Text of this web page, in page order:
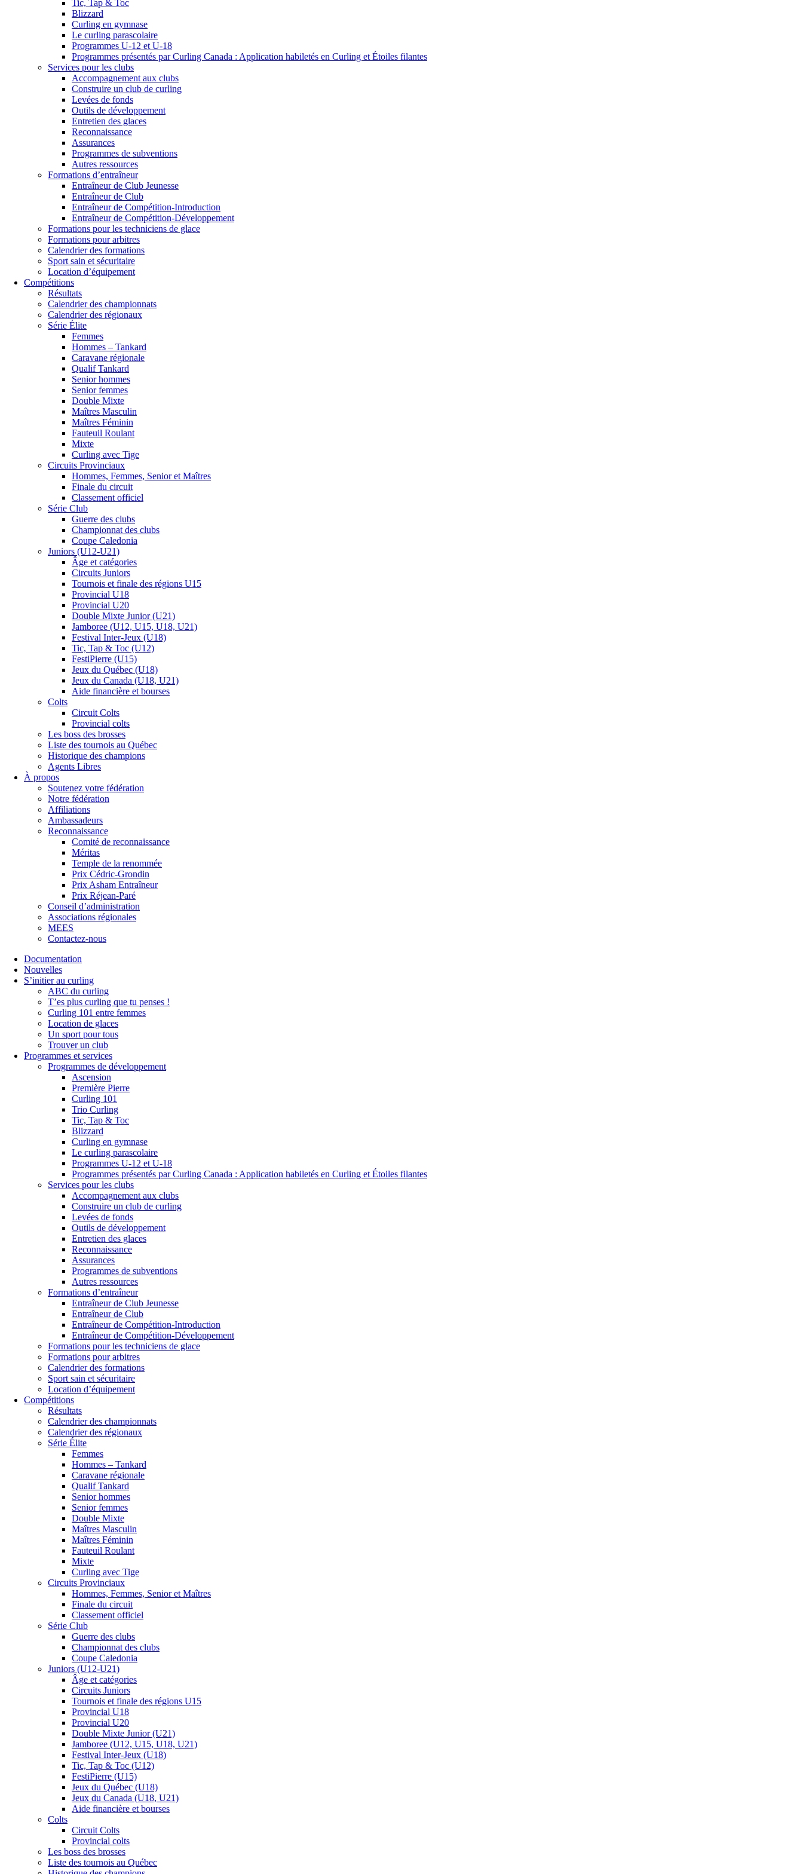
Tic, Tap & Toc
Blizzard
Curling en gymnase
Le curling parascolaire
Programmes U-12 et U-18
Programmes présentés par Curling Canada : Application habiletés en Curling et Étoiles filantes
Services pour les clubs
Accompagnement aux clubs
Construire un club de curling
Levées de fonds
Outils de développement
Entretien des glaces
Reconnaissance
Assurances
Programmes de subventions
Autres ressources
Formations d’entraîneur
Entraîneur de Club Jeunesse
Entraîneur de Club
Entraîneur de Compétition-Introduction
Entraîneur de Compétition-Développement
Formations pour les techniciens de glace
Formations pour arbitres
Calendrier des formations
Sport sain et sécuritaire
Location d’équipement
Compétitions
Résultats
Calendrier des championnats
Calendrier des régionaux
Série Élite
Femmes
Hommes – Tankard
Caravane régionale
Qualif Tankard
Senior hommes
Senior femmes
Double Mixte
Maîtres Masculin
Maîtres Féminin
Fauteuil Roulant
Mixte
Curling avec Tige
Circuits Provinciaux
Hommes, Femmes, Senior et Maîtres
Finale du circuit
Classement officiel
Série Club
Guerre des clubs
Championnat des clubs
Coupe Caledonia
Juniors (U12-U21)
Âge et catégories
Circuits Juniors
Tournois et finale des régions U15
Provincial U18
Provincial U20
Double Mixte Junior (U21)
Jamboree (U12, U15, U18, U21)
Festival Inter-Jeux (U18)
Tic, Tap & Toc (U12)
FestiPierre (U15)
Jeux du Québec (U18)
Jeux du Canada (U18, U21)
Aide financière et bourses
Colts
Circuit Colts
Provincial colts
Les boss des brosses
Liste des tournois au Québec
Historique des champions
Agents Libres
À propos
Soutenez votre fédération
Notre fédération
Affiliations
Ambassadeurs
Reconnaissance
Comité de reconnaissance
Méritas
Temple de la renommée
Prix Cédric-Grondin
Prix Asham Entraîneur
Prix Réjean-Paré
Conseil d’administration
Associations régionales
MEES
Contactez-nous
Documentation
Nouvelles
S’initier au curling
ABC du curling
T’es plus curling que tu penses !
Curling 101 entre femmes
Location de glaces
Un sport pour tous
Trouver un club
Programmes et services
Programmes de développement
Ascension
Première Pierre
Curling 101
Trio Curling
Tic, Tap & Toc
Blizzard
Curling en gymnase
Le curling parascolaire
Programmes U-12 et U-18
Programmes présentés par Curling Canada : Application habiletés en Curling et Étoiles filantes
Services pour les clubs
Accompagnement aux clubs
Construire un club de curling
Levées de fonds
Outils de développement
Entretien des glaces
Reconnaissance
Assurances
Programmes de subventions
Autres ressources
Formations d’entraîneur
Entraîneur de Club Jeunesse
Entraîneur de Club
Entraîneur de Compétition-Introduction
Entraîneur de Compétition-Développement
Formations pour les techniciens de glace
Formations pour arbitres
Calendrier des formations
Sport sain et sécuritaire
Location d’équipement
Compétitions
Résultats
Calendrier des championnats
Calendrier des régionaux
Série Élite
Femmes
Hommes – Tankard
Caravane régionale
Qualif Tankard
Senior hommes
Senior femmes
Double Mixte
Maîtres Masculin
Maîtres Féminin
Fauteuil Roulant
Mixte
Curling avec Tige
Circuits Provinciaux
Hommes, Femmes, Senior et Maîtres
Finale du circuit
Classement officiel
Série Club
Guerre des clubs
Championnat des clubs
Coupe Caledonia
Juniors (U12-U21)
Âge et catégories
Circuits Juniors
Tournois et finale des régions U15
Provincial U18
Provincial U20
Double Mixte Junior (U21)
Jamboree (U12, U15, U18, U21)
Festival Inter-Jeux (U18)
Tic, Tap & Toc (U12)
FestiPierre (U15)
Jeux du Québec (U18)
Jeux du Canada (U18, U21)
Aide financière et bourses
Colts
Circuit Colts
Provincial colts
Les boss des brosses
Liste des tournois au Québec